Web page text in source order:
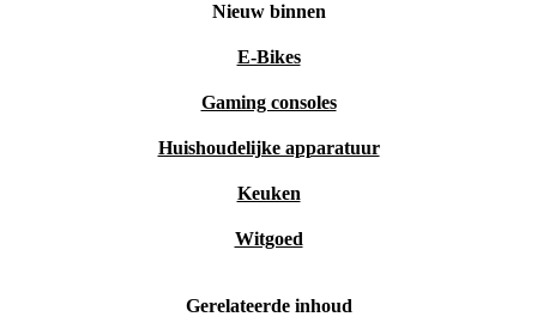
Nieuw binnen
E-Bikes
Gaming consoles
Huishoudelijke apparatuur
Keuken
Witgoed
Gerelateerde inhoud